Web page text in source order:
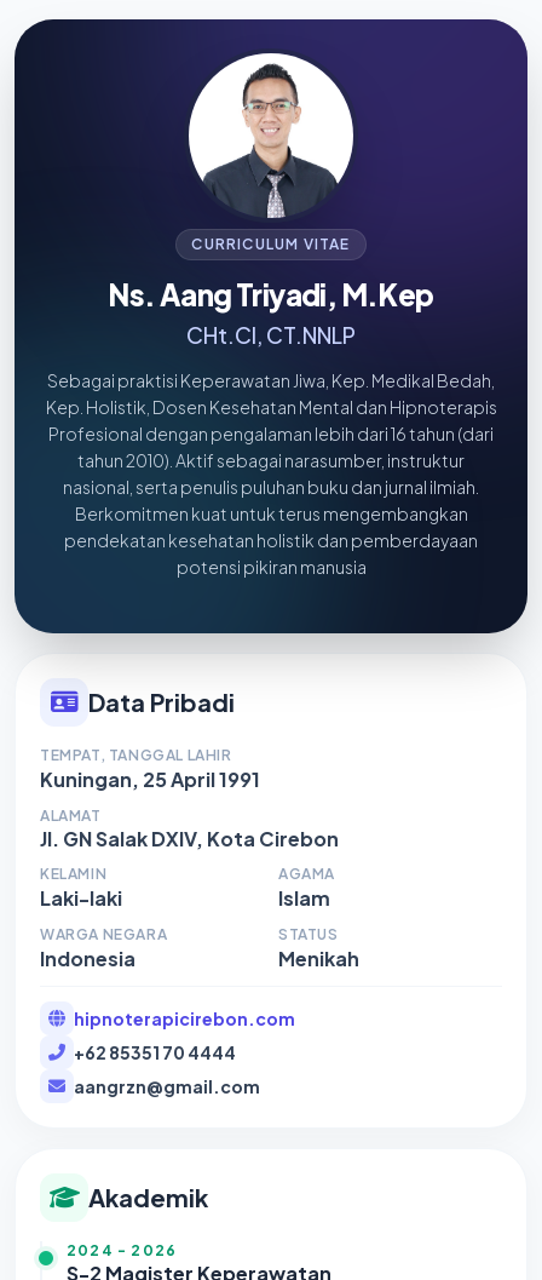
CURRICULUM VITAE
Ns. Aang Triyadi, M.Kep
CHt.CI, CT.NNLP
Sebagai praktisi Keperawatan Jiwa, Kep. Medikal Bedah,
Kep. Holistik, Dosen Kesehatan Mental dan Hipnoterapis
Profesional dengan pengalaman lebih dari 16 tahun (dari
tahun 2010). Aktif sebagai narasumber, instruktur
nasional, serta penulis puluhan buku dan jurnal ilmiah.
Berkomitmen kuat untuk terus mengembangkan
pendekatan kesehatan holistik dan pemberdayaan
potensi pikiran manusia
Data Pribadi
TEMPAT, TANGGAL LAHIR
Kuningan, 25 April 1991
ALAMAT
Jl. GN Salak DXIV, Kota Cirebon
KELAMIN
Laki-laki
AGAMA
Islam
WARGA NEGARA
Indonesia
STATUS
Menikah
hipnoterapicirebon.com
+62 85351 70 4444
aangrzn@gmail.com
Akademik
2024 - 2026
S-2 Magister Keperawatan